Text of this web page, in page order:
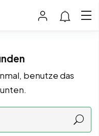
benutze das